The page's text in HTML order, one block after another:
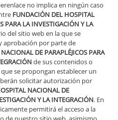
no implica en ningún caso
FUNDACIÓN DEL HOSPITAL
PARA LA INVESTIGACIÓN Y LA
del sitio web en la que se
aprobación por parte de
DE PARAPLÉJICOS PARA
de sus contenidos o
se propongan establecer un
solicitar autorización por
NACIONAL DE
Y LA INTEGRACIÓN. En
permitirá el acceso a la